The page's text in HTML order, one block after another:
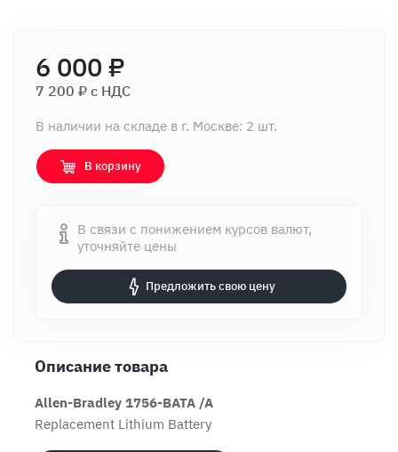
6 000 ₽
7 200 ₽ c НДС
В наличии на складе в г. Москве: 2 шт.
В корзину
В связи с понижением курсов валют,
уточняйте цены
Предложить свою цену
Описание товара
Allen-Bradley 1756-BATA /A
Replacement Lithium Battery